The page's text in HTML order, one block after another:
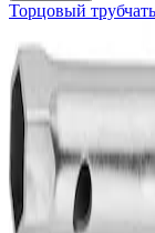
Торцовый